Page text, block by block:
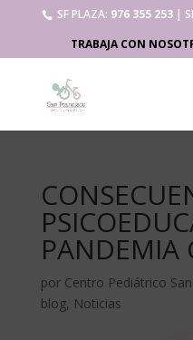
SF PLAZA: 976 355 253|
TRABAJA CON
PANDEMIA
por Centro Pediátrico
blog, Noticias